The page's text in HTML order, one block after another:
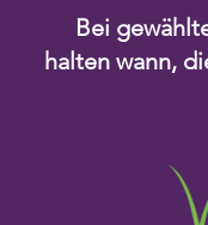
Bei
halten wann,